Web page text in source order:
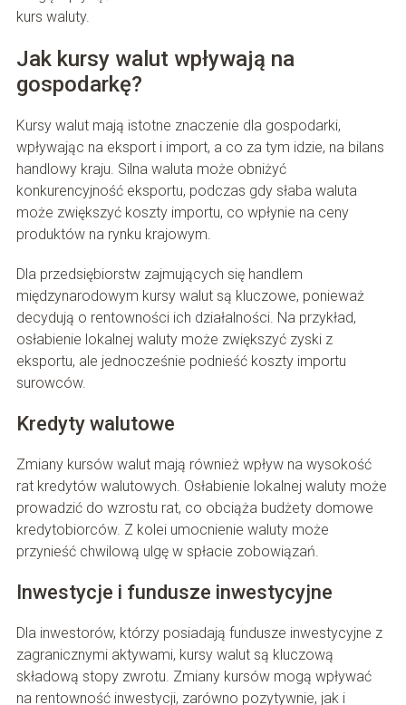
kurs waluty.
Jak kursy walut wpływają na
gospodarkę?
Kursy walut mają istotne znaczenie dla gospodarki,
wpływając na eksport i import, a co za tym idzie, na bilans
handlowy kraju. Silna waluta może obniżyć
konkurencyjność eksportu, podczas gdy słaba waluta
może zwiększyć koszty importu, co wpłynie na ceny
produktów na rynku krajowym.
Dla przedsiębiorstw zajmujących się handlem
międzynarodowym kursy walut są kluczowe, ponieważ
decydują o rentowności ich działalności. Na przykład,
osłabienie lokalnej waluty może zwiększyć zyski z
eksportu, ale jednocześnie podnieść koszty importu
surowców.
Kredyty walutowe
Zmiany kursów walut mają również wpływ na wysokość
rat kredytów walutowych. Osłabienie lokalnej waluty może
prowadzić do wzrostu rat, co obciąża budżety domowe
kredytobiorców. Z kolei umocnienie waluty może
przynieść chwilową ulgę w spłacie zobowiązań.
Inwestycje i fundusze inwestycyjne
Dla inwestorów, którzy posiadają fundusze inwestycyjne z
zagranicznymi aktywami, kursy walut są kluczową
składową stopy zwrotu. Zmiany kursów mogą wpływać
na rentowność inwestycji, zarówno pozytywnie, jak i